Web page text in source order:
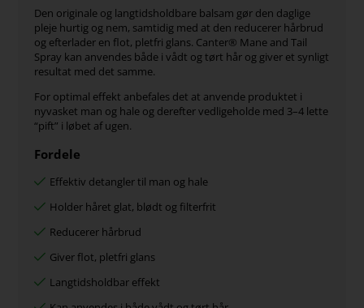
Den originale og langtidsholdbare balsam gør den daglige
pleje hurtig og nem, samtidig med at den reducerer hårbrud
og efterlader en flot, pletfri glans. Canter® Mane and Tail
Spray kan anvendes både i vådt og tørt hår og giver et synligt
resultat med det samme.
For optimal effekt anbefales det at anvende produktet i
nyvasket man og hale og derefter vedligeholde med 3–4 lette
“pift” i løbet af ugen.
Fordele
Effektiv detangler til man og hale
Holder håret glat, blødt og filterfrit
Reducerer hårbrud
Giver flot, pletfri glans
Langtidsholdbar effekt